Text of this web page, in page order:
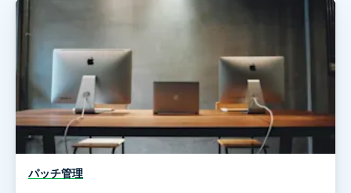
パッチ管理